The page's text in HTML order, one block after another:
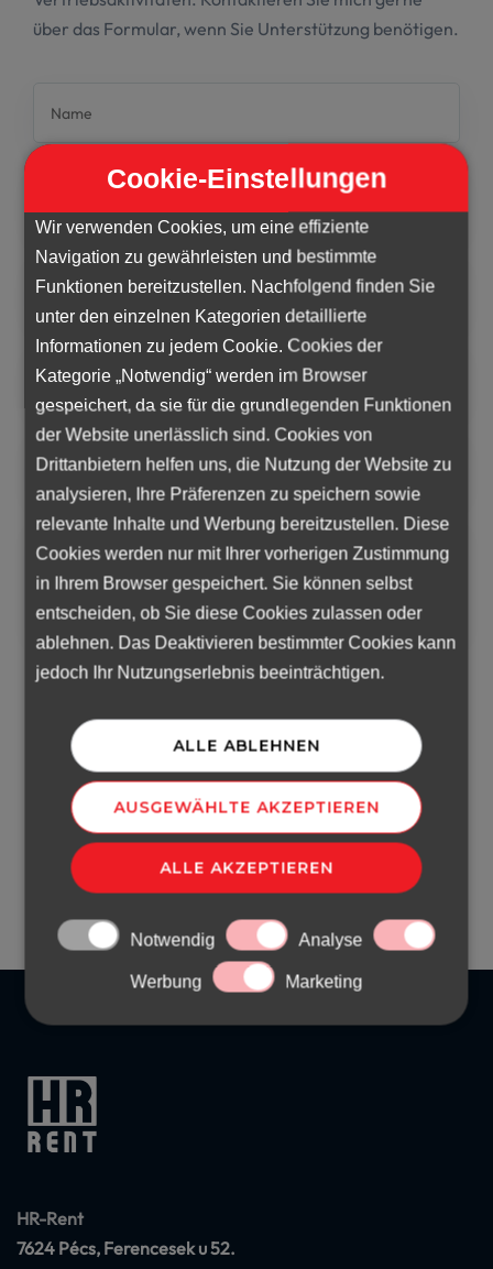
Cookie-Einstellungen
Wir verwenden Cookies, um eine effiziente
Navigation zu gewährleisten und bestimmte
Funktionen bereitzustellen. Nachfolgend finden Sie
unter den einzelnen Kategorien detaillierte
Informationen zu jedem Cookie. Cookies der
Kategorie „Notwendig“ werden im Browser
gespeichert, da sie für die grundlegenden Funktionen
der Website unerlässlich sind. Cookies von
Drittanbietern helfen uns, die Nutzung der Website zu
analysieren, Ihre Präferenzen zu speichern sowie
relevante Inhalte und Werbung bereitzustellen. Diese
Cookies werden nur mit Ihrer vorherigen Zustimmung
in Ihrem Browser gespeichert. Sie können selbst
entscheiden, ob Sie diese Cookies zulassen oder
ablehnen. Das Deaktivieren bestimmter Cookies kann
jedoch Ihr Nutzungserlebnis beeinträchtigen.
ALLE ABLEHNEN
AUSGEWÄHLTE AKZEPTIEREN
ALLE AKZEPTIEREN
Notwendig Analyse
Werbung Marketing
über das Formular, wenn Sie Unterstützung benötigen.
Datenschutzbestimmungenzu.*
SENDEN
HR-Rent
7624 Pécs, Ferencesek u 52.